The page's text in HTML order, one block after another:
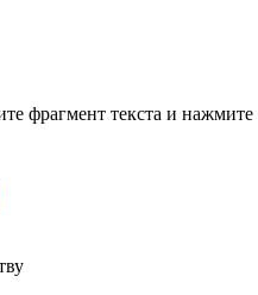
фрагмент текста и нажмите